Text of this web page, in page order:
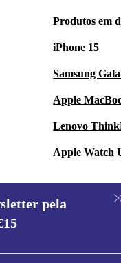
Produtos em
iPhone 15
Samsung
Apple
Lenovo
Apple Watch
pela